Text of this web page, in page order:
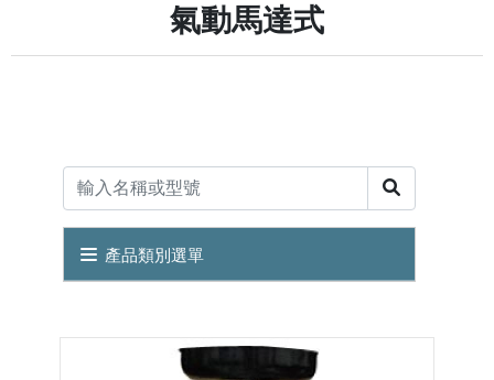
氣動馬達式
產品類別選單